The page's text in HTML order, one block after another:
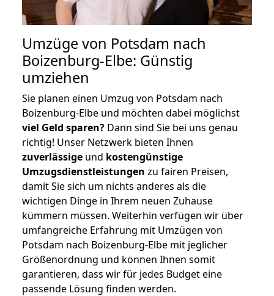
Umzüge von Potsdam nach
Boizenburg-Elbe: Günstig
umziehen
Sie planen einen Umzug von Potsdam nach
Boizenburg-Elbe und möchten dabei möglichst
viel Geld sparen? Dann sind Sie bei uns genau
richtig! Unser Netzwerk bieten Ihnen
zuverlässige und kostengünstige
Umzugsdienstleistungen zu fairen Preisen,
damit Sie sich um nichts anderes als die
wichtigen Dinge in Ihrem neuen Zuhause
kümmern müssen. Weiterhin verfügen wir über
umfangreiche Erfahrung mit Umzügen von
Potsdam nach Boizenburg-Elbe mit jeglicher
Größenordnung und können Ihnen somit
garantieren, dass wir für jedes Budget eine
passende Lösung finden werden.